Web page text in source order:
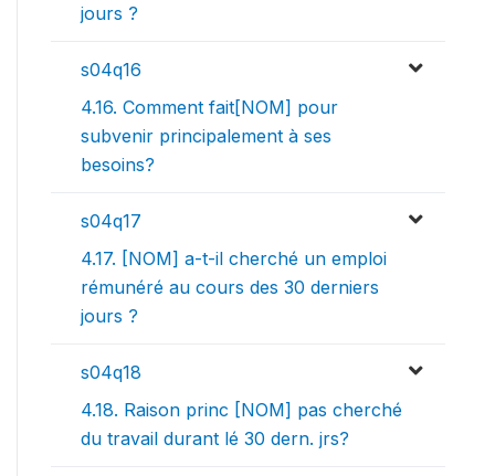
jours ?
s04q16
4.16. Comment fait[NOM] pour
subvenir principalement à ses
besoins?
s04q17
4.17. [NOM] a-t-il cherché un emploi
rémunéré au cours des 30 derniers
jours ?
s04q18
4.18. Raison princ [NOM] pas cherché
du travail durant lé 30 dern. jrs?